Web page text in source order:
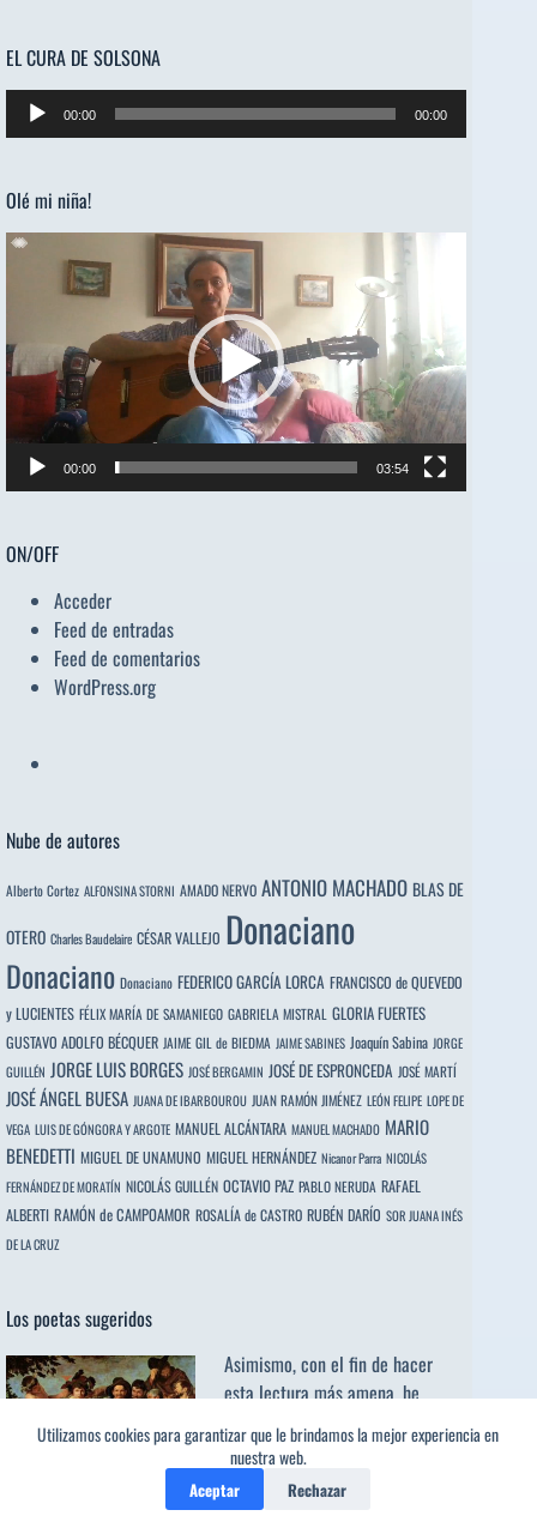
Utilizamos cookies para garantizar que le brindamos la mejor experiencia en
nuestra web.
Aceptar Rechazar
EL CURA DE SOLSONA
Reproductor
de
00:00 00:00
Olé mi niña!
Reproductor
00:00 03:54
ON/OFF
Acceder
Feed de entradas
Feed de comentarios
WordPress.org
Nube de autores
Alberto Cortez ALFONSINA STORNI AMADO NERVO ANTONIO MACHADO BLAS DE
OTERO Charles Baudelaire CÉSAR VALLEJO Donaciano
Donaciano Donaciano FEDERICO GARCÍA LORCA FRANCISCO de QUEVEDO
y LUCIENTES FÉLIX MARÍA DE SAMANIEGO GABRIELA MISTRAL GLORIA FUERTES
GUSTAVO ADOLFO BÉCQUER JAIME GIL de BIEDMA JAIME SABINES Joaquín Sabina JORGE
GUILLÉN JORGE LUIS BORGES JOSÉ BERGAMIN JOSÉ DE ESPRONCEDA JOSÉ MARTÍ
JOSÉ ÁNGEL BUESA JUANA DE IBARBOUROU JUAN RAMÓN JIMÉNEZ LEÓN FELIPE LOPE DE
VEGA LUIS DE GÓNGORA Y ARGOTE MANUEL ALCÁNTARA MANUEL MACHADO MARIO
BENEDETTI MIGUEL DE UNAMUNO MIGUEL HERNÁNDEZ Nicanor Parra NICOLÁS
FERNÁNDEZ DE MORATÍN NICOLÁS GUILLÉN OCTAVIO PAZ PABLO NERUDA RAFAEL
ALBERTI RAMÓN de CAMPOAMOR ROSALÍA de CASTRO RUBÉN DARÍO SOR JUANA INÉS
DE LA CRUZ
Los poetas sugeridos
Asimismo, con el fin de hacer
esta lectura más amena, he
incluído un espacio salpicado de
ejemplos (poemas) de los que yo
considero mis Maestros, mis
amigos de fatigas cuyas historias